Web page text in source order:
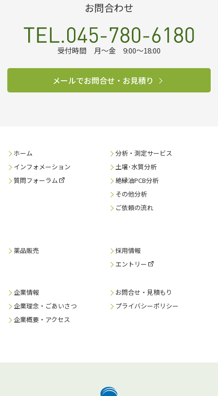
お問合わせ
受付時間 月～金 9:00～18:00
メールでお問合せ・お見積り
ホーム
インフォメーション
質問フォーラム
分析・測定サービス
土壌･水質分析
絶縁油PCB分析
その他分析
ご依頼の流れ
薬品販売
採用情報
エントリー
企業情報
企業理念・ごあいさつ
企業概要・アクセス
お問合せ・見積もり
プライバシーポリシー